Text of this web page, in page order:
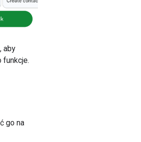
aby
funkcje.
go na